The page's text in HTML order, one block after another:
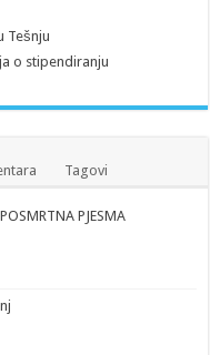
Tešnju
o stipendiranju
Tagovi
PJESMA